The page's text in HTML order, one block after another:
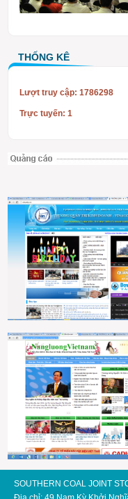
THỐNG KÊ
Lượt truy cập: 1786298
Trực tuyến: 1
SOUTHERN COAL JOINT